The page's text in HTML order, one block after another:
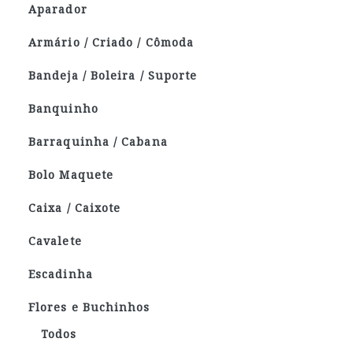
Aparador
Armário / Criado / Cômoda
Bandeja / Boleira / Suporte
Banquinho
Barraquinha / Cabana
Bolo Maquete
Caixa / Caixote
Cavalete
Escadinha
Flores e Buchinhos
Todos